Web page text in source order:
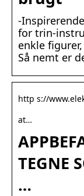
-
for trin-
enkle
Så nemt er
http s://
at…
TEGNE
…